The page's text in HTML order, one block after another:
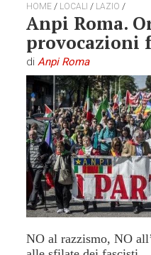
HOME / LOCALI / LAZIO /
Anpi Roma.
provocazioni
diAnpi Roma
NO al razzismo, NO